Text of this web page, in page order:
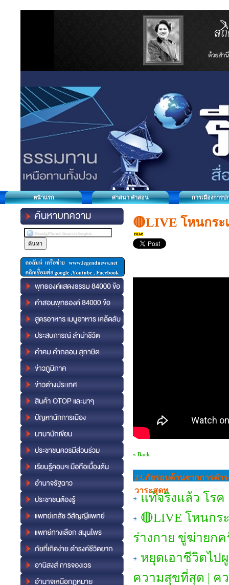
หน้าแรก ศาสนา คำสอน การเมืองการป
🔴LIVE โหนกระ
« Back
23.ภัยรอบด้านจากการดํา
วาระสุดท
แท้จริงแล้ว โร
🔴LIVE โหนก
ร่างกาย ขู่ฆ่ายกค
หยุดเอาชีวิตไป
ความสุขที่สุด | ค